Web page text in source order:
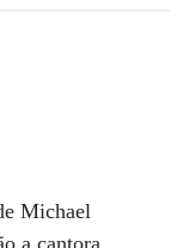
Michael